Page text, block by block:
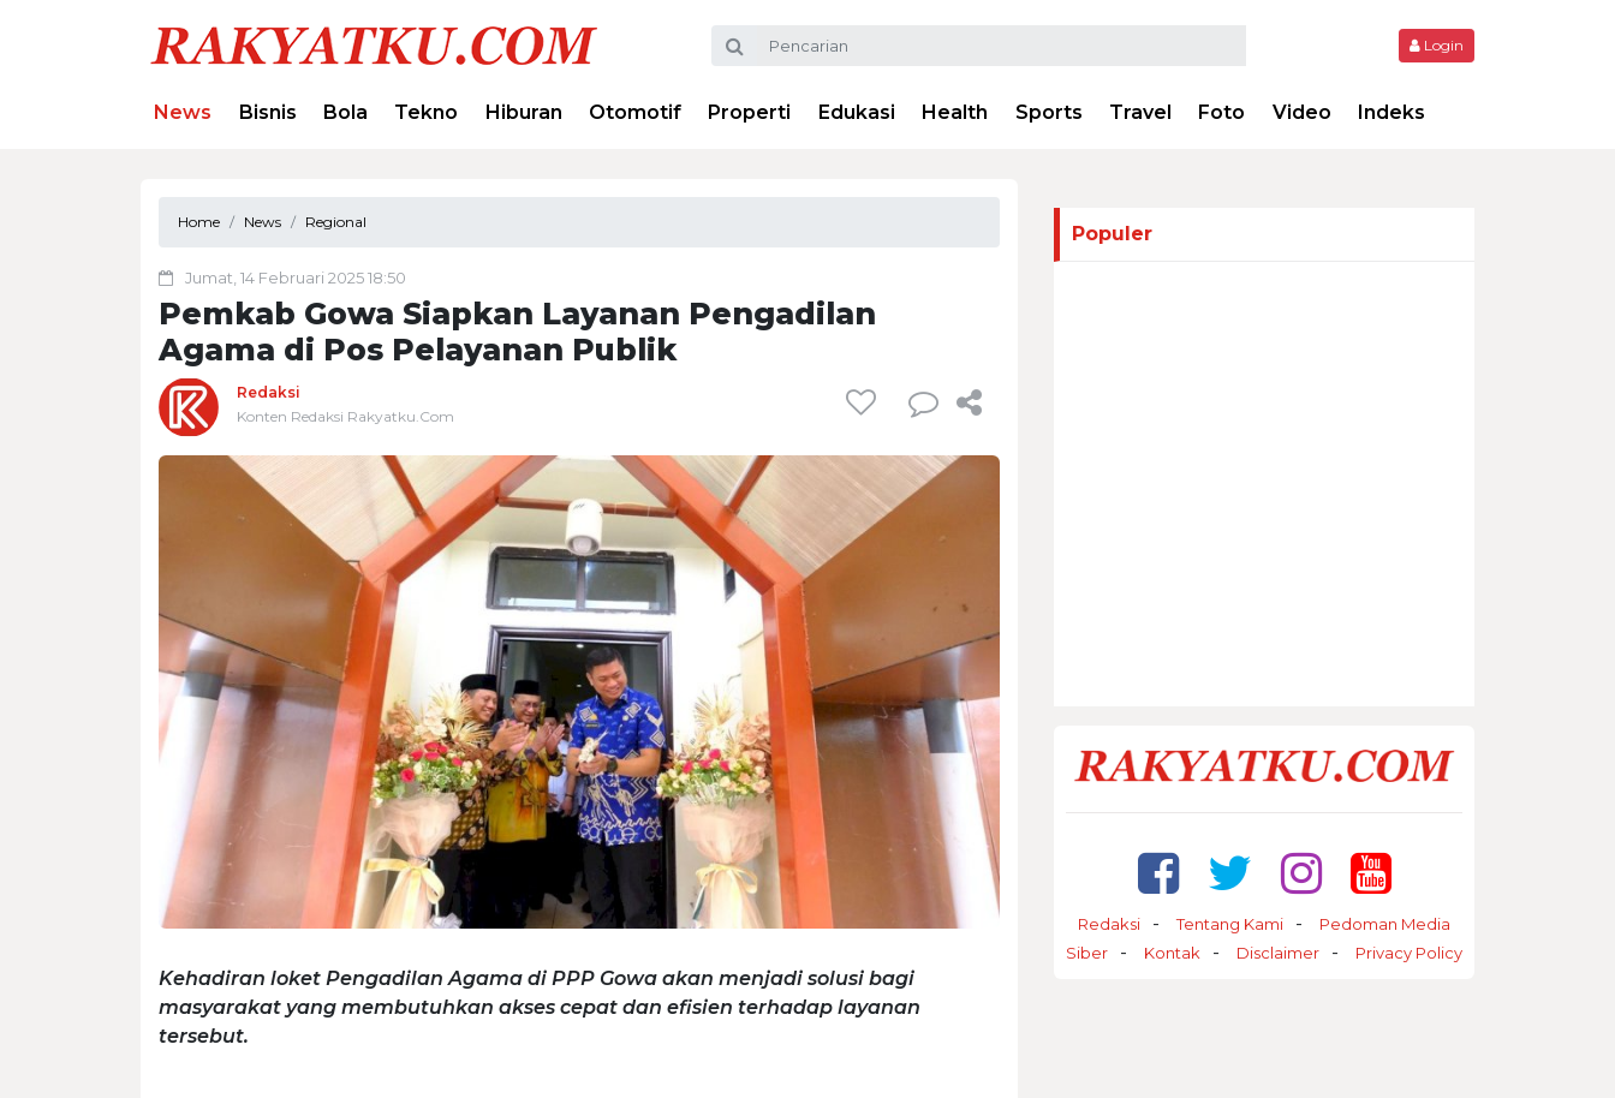
Login
News Bisnis Bola Tekno Hiburan Otomotif Properti Edukasi Health Sports Travel Foto Video Indeks
Home News Regional
Jumat, 14 Februari 2025 18:50
Pemkab Gowa Siapkan Layanan Pengadilan
Agama di Pos Pelayanan Publik
Redaksi
Konten Redaksi Rakyatku.Com
Kehadiran loket Pengadilan Agama di PPP Gowa akan menjadi solusi bagi
masyarakat yang membutuhkan akses cepat dan efisien terhadap layanan
tersebut.
Populer
Redaksi Tentang Kami
Pedoman Media
Siber
Kontak Disclaimer Privacy Policy